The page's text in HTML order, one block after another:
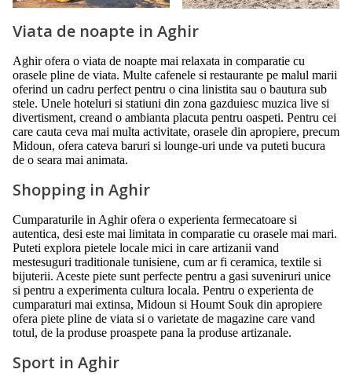
Viata de noapte in Aghir
Aghir ofera o viata de noapte mai relaxata in comparatie cu
orasele pline de viata. Multe cafenele si restaurante pe malul marii
oferind un cadru perfect pentru o cina linistita sau o bautura sub
stele. Unele hoteluri si statiuni din zona gazduiesc muzica live si
divertisment, creand o ambianta placuta pentru oaspeti. Pentru cei
care cauta ceva mai multa activitate, orasele din apropiere, precum
Midoun, ofera cateva baruri si lounge-uri unde va puteti bucura
de o seara mai animata.
Shopping in Aghir
Cumparaturile in Aghir ofera o experienta fermecatoare si
autentica, desi este mai limitata in comparatie cu orasele mai mari.
Puteti explora pietele locale mici in care artizanii vand
mestesuguri traditionale tunisiene, cum ar fi ceramica, textile si
bijuterii. Aceste piete sunt perfecte pentru a gasi suveniruri unice
si pentru a experimenta cultura locala. Pentru o experienta de
cumparaturi mai extinsa, Midoun si Houmt Souk din apropiere
ofera piete pline de viata si o varietate de magazine care vand
totul, de la produse proaspete pana la produse artizanale.
Sport in Aghir